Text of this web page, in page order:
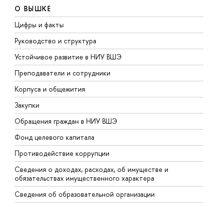
О ВЫШКЕ
Цифры и факты
Руководство и структура
Устойчивое развитие в НИУ ВШЭ
Преподаватели и сотрудники
Корпуса и общежития
Закупки
Обращения граждан в НИУ ВШЭ
Фонд целевого капитала
Противодействие коррупции
Сведения о доходах, расходах, об имуществе и
обязательствах имущественного характера
Сведения об образовательной организации